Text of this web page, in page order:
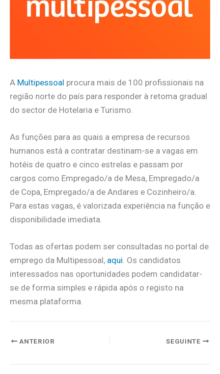
A Multipessoal procura mais de 100 profissionais na
região norte do país para responder à retoma gradual
do sector de Hotelaria e Turismo.
As funções para as quais a empresa de recursos
humanos está a contratar destinam-se a vagas em
hotéis de quatro e cinco estrelas e passam por
cargos como Empregado/a de Mesa, Empregado/a
de Copa, Empregado/a de Andares e Cozinheiro/a.
Para estas vagas, é valorizada experiência na função e
disponibilidade imediata.
Todas as ofertas podem ser consultadas no portal de
emprego da Multipessoal, aqui. Os candidatos
interessados nas oportunidades podem candidatar-
se de forma simples e rápida após o registo na
mesma plataforma.
ANTERIOR SEGUINTE